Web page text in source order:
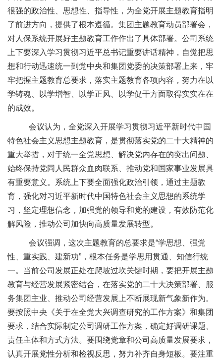
很强的政治性、思想性、指导性，为全党开展主题教育指明
了前进方向，提供了根本遵循。集团主题教育动员部署会，
对 人保系统开展好主题教育工作作出了具体部署。公司系统
上下要深入学习贯彻习近平总书记重要讲话精神，自觉把思
想和行动迅速统一到党中央和集团党委的决策部署上来，牢
牢把握主题教育总要求，落实主题教育各项内容，努力在以
学铸魂、以学增智、以学正风、以学促干方面取得实实在在
的成效。
会议认为， 全党深入开展学习贯彻习近平新时代中国
特色社会主义思想主题教育，是贯彻落实党的二十大精神的
重大举措，对于统一全党思想、解决党内存在的突出问题、
始终保持党同人民群众血肉联系、推动党和国家事业发展具
有重要意义。系统上下要全面强化政治引领，通过主题教
育，强化对习近平新时代中国特色社会主义思想的系统学
习，坚定理想信念，加强党的领导和党的建设，有效防范化
解风险，推动公司加快向高质量发展转型。
会议强调， 这次主题教育的总要求是“学思想、强党
性、重实践、建新功” ，根本任务是学思用贯通、知信行统
一。当前公司发展正处在爬坡过坎关键时期，要把开展主题
教育与经营发展紧密结合 ，在落实党的二十大决策部署、服
务集团主业、推动公司经营发展上不断展现新气象新作为。
要按照中央《关于在全党大兴调查研究的工作方案》和集团
要求，结合实际制定公司调研工作方案，确定好调研课题、
责任主体和方式方法。要围绕党章和公司高质量发展要求，
认真开展党性分析和检视反思，努力补齐自身短板。要注重